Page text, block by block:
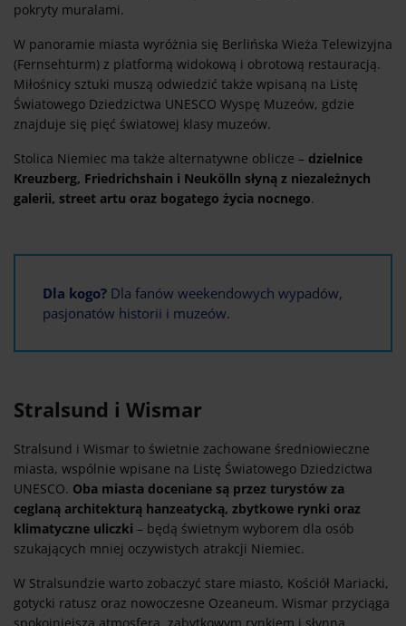
pokryty muralami.
W panoramie miasta wyróżnia się Berlińska Wieża Telewizyjna
(Fernsehturm) z platformą widokową i obrotową restauracją.
Miłośnicy sztuki muszą odwiedzić także wpisaną na Listę
Światowego Dziedzictwa UNESCO Wyspę Muzeów, gdzie
znajduje się pięć światowej klasy muzeów.
Stolica Niemiec ma także alternatywne oblicze – dzielnice
Kreuzberg, Friedrichshain i Neukölln słyną z niezależnych
galerii, street artu oraz bogatego życia nocnego.
Dla kogo? Dla fanów weekendowych wypadów,
pasjonatów historii i muzeów.
Stralsund i Wismar
Stralsund i Wismar to świetnie zachowane średniowieczne
miasta, wspólnie wpisane na Listę Światowego Dziedzictwa
UNESCO. Oba miasta doceniane są przez turystów za
ceglaną architekturą hanzeatycką, zbytkowe rynki oraz
klimatyczne uliczki – będą świetnym wyborem dla osób
szukających mniej oczywistych atrakcji Niemiec.
W Stralsundzie warto zobaczyć stare miasto, Kościół Mariacki,
gotycki ratusz oraz nowoczesne Ozeaneum. Wismar przyciąga